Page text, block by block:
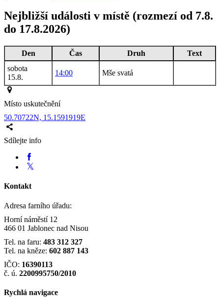
Nejbližší události v místě (rozmezí od 7.8.
do 17.8.2026)
Den Čas Druh
Text
sobota
15.8.
14:00 Mše svatá
Místo uskutečnění
50.70722N, 15.1591919E
Sdílejte info
Kontakt
Adresa farního úřadu:
Horní náměstí 12
466 01 Jablonec nad Nisou
Tel. na faru: 483 312 327
Tel. na kněze: 602 887 143
IČO: 16390113
č. ú. 2200995750/2010
Rychlá navigace